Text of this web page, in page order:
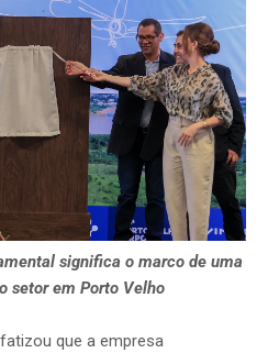
significa o marco de uma
setor em Porto Velho
que a empresa